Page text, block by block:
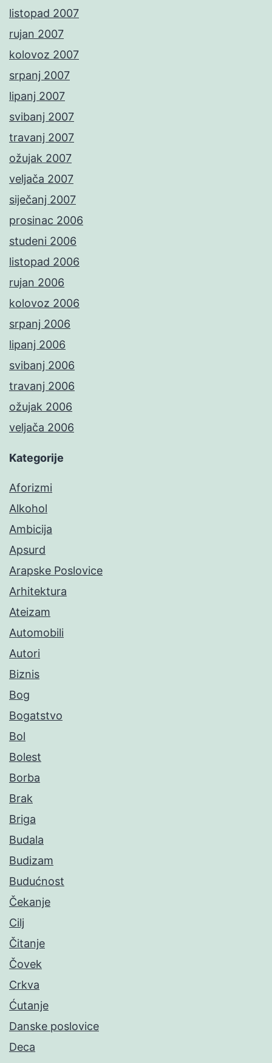
listopad 2007
rujan 2007
kolovoz 2007
srpanj 2007
lipanj 2007
svibanj 2007
travanj 2007
ožujak 2007
veljača 2007
siječanj 2007
prosinac 2006
studeni 2006
listopad 2006
rujan 2006
kolovoz 2006
srpanj 2006
lipanj 2006
svibanj 2006
travanj 2006
ožujak 2006
veljača 2006
Kategorije
Aforizmi
Alkohol
Ambicija
Apsurd
Arapske Poslovice
Arhitektura
Ateizam
Automobili
Autori
Biznis
Bog
Bogatstvo
Bol
Bolest
Borba
Brak
Briga
Budala
Budizam
Budućnost
Čekanje
Cilj
Čitanje
Čovek
Crkva
Ćutanje
Danske poslovice
Deca